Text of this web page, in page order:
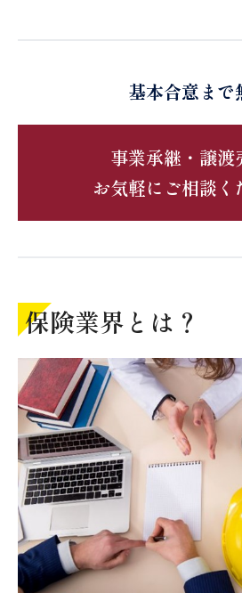
基本合意まで
事業承継・譲渡
お気軽にご相談く
保険業界とは？